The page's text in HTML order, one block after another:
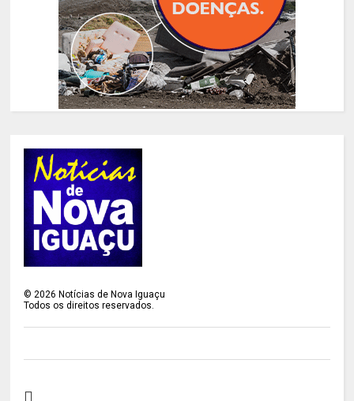
©2026 Notícias de Nova Iguaçu
Todos os direitos reservados.